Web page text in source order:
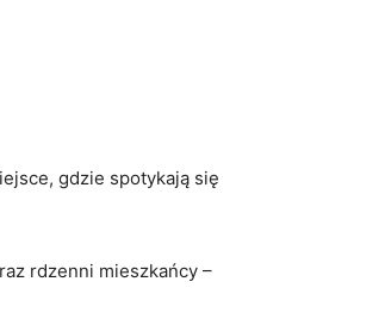
gdzie spotykają ⁢się
rdzenni ‍mieszkańcy –